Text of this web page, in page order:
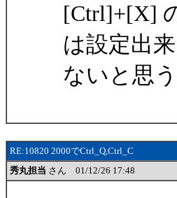
[Ctrl]+[X]
は設定出来
ないと思
RE:10820 2000でCtrl_Q,Ctrl_C
秀丸担当 さん 01/12/26 17:48